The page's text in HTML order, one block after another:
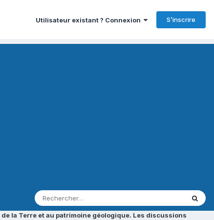
Utilisateur existant ? Connexion S’inscrire
la Terre et au patrimoine géologique. Les discussions